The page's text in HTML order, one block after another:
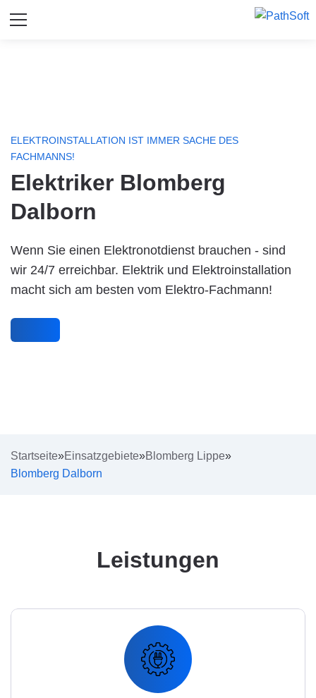
ELEKTROINSTALLATION IST IMMER SACHE DES
FACHMANNS!
Elektriker Blomberg
Dalborn
Wenn Sie einen Elektronotdienst brauchen - sind
wir 24/7 erreichbar. Elektrik und Elektroinstallation
macht sich am besten vom Elektro-Fachmann!
Startseite»Einsatzgebiete»Blomberg Lippe»
Blomberg Dalborn
Leistungen